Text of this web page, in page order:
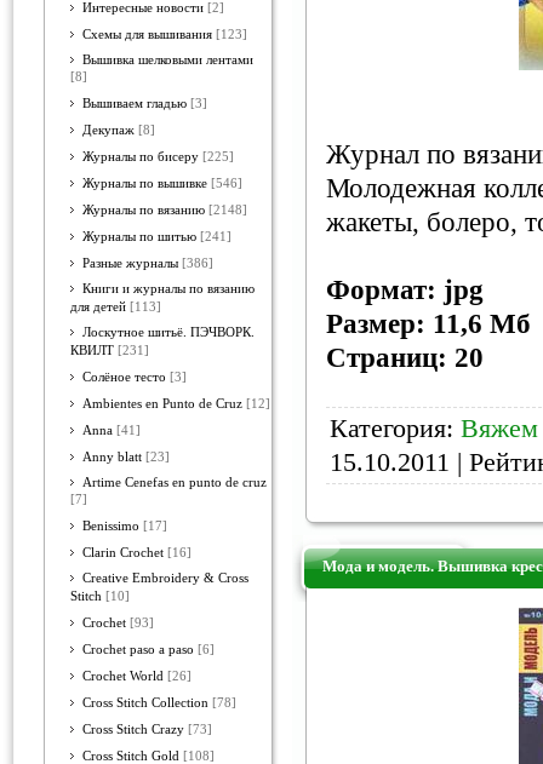
Интересные новости [2]
Схемы для вышивания [123]
Вышивка шелковыми лентами
[8]
Вышиваем гладью [3]
Декупаж [8]
Журналы по бисеру [225]
Журналы по вышивке [546]
Журналы по вязанию [2148]
Журналы по шитью [241]
Разные журналы [386]
Книги и журналы по вязанию
для детей [113]
Лоскутное шитьё. ПЭЧВОРК.
КВИЛТ [231]
Солёное тесто [3]
Ambientes en Punto de Cruz [12]
Anna [41]
Anny blatt [23]
Artime Cenefas en punto de cruz
[7]
Benissimo [17]
Clarin Crochet [16]
Creative Embroidery & Cross
Stitch [10]
Crochet [93]
Crochet paso a paso [6]
Crochet World [26]
Cross Stitch Collection [78]
Cross Stitch Crazy [73]
Cross Stitch Gold [108]
Журнал по
Молодежная
жакеты, болеро,
Формат: jpg
Размер: 11,6 Мб
Страниц: 20
Категория: Вяжем
15.10.2011 |
Мода и модель. Вышивка